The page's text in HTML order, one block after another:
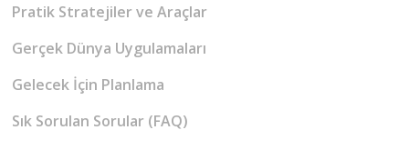
Pratik Stratejiler ve Araçlar
Gerçek Dünya Uygulamaları
Gelecek İçin Planlama
Sık Sorulan Sorular (FAQ)